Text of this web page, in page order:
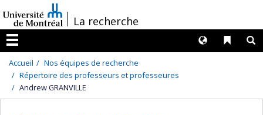
au
contenu
/La recherche
Menu
Liens
Langues
Accueil
Nos équipes de recherche
Répertoire des professeurs et professeures
Andrew GRANVILLE